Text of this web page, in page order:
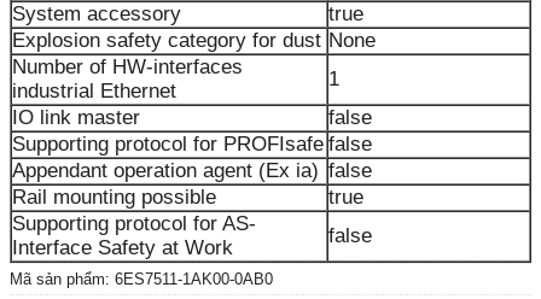
System accessory
true
Explosion safety category for dust None
Number of HW-interfaces
industrial Ethernet
1
IO link master
false
Supporting protocol for PROFIsafe false
Appendant operation agent (Ex ia) false
Rail mounting possible
true
Supporting protocol for AS-
Interface Safety at Work
false
Mã sản phẩm: 6ES7511-1AK00-0AB0